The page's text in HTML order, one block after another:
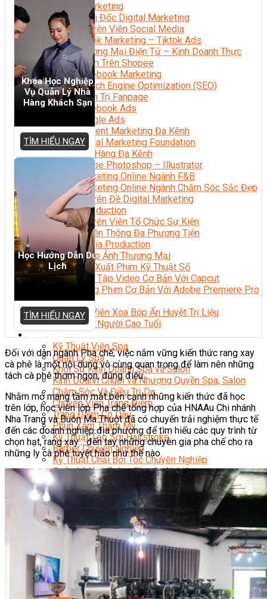
Digital Marketing
Giám Đốc Digital Marketing
Chuyên Viên Social Media
Tiktok Marketing – Tiktok Ads
Thương Mại Điện Tử – Kinh Doanh Thực
Chiến Trên Shopee
Facebook Marketing
Search Engine Optimization (SEO)
Quản Trị Fanpage
Facebook Ads
Google Ads
Content Marketing Đa Kênh
Digital Marketing Foundation
Bán Hàng Đa Kênh
Adobe Photoshop – Illustrator
Marketing Online Ngành F&B
Marketing Online Ngành Chăm Sóc Sắc Đẹp
Chuyên Đề Digital Marketing
Media Production
Chuyên Viên Tổ Chức Sự Kiện
Truyền Thông Đa Phương Tiện
Media Production
Nhiếp Ảnh Thương Mại
Sản Xuất Phim Kỹ Thuật Số
Biên Tập Video Cơ Bản Với Capcut
Dựng Phim Cơ Bản Với Adobe Premiere Pro
Sức Khỏe
Kỹ Thuật Viên Xoa Bóp Ấn Huyệt Trị Liệu
Chăm Sóc Người Cao Tuổi
Sắc Đẹp
Kỹ Thuật Viên Spa
Quản Lý Spa
Khởi Sự Kinh Doanh Spa và Salon
Kinh Doanh Chuỗi và Nhượng Quyền Spa, Salon
Chăm Sóc Và Điều Trị Da
Chuyên Viên Trang Điểm
Trang Điểm Cô Dâu
Phun Xăm Thẩm Mỹ
Kỹ Thuật Tạo Sợi Hairstroke
Barber Chuyên Nghiệp
Kỹ Thuật Chải Bới Tóc Chuyên Nghiệp
Quản Lý Hair Salon Chuyên Nghiệp
Nối Mi Chuyên Nghiệp
Quản Lý Nail Salon Chuyên Nghiệp
Kỹ Thuật Nhuộm – Uốn – Duỗi
Nail Salon Định Cư
Kinh Doanh Nail Box
Train The Trainer – Chuyên Ngành Nail
Chăm Sóc Mẹ Và Bé
Gội Đầu Dưỡng Sinh Và Massage Thư Giãn
Marketing Online Ngành Chăm Sóc Sắc Đẹp
Chuyên Đề Chăm Sóc Sắc Đẹp
Âm Nhạc
Khóa Học Nghiệp
Vụ Quản Lý Nhà
Hàng Khách Sạn
TÌM HIỂU NGAY
Học Hướng Dẫn Du
Lịch
TÌM HIỂU NGAY
Đối với dân ngành Pha chế, việc nắm vững kiến thức rang xay
cà phê là một nội dung vô cùng quan trọng để làm nên những
tách cà phê thơm ngon, đúng điệu.
Nhằm mở mang tầm mắt bên cạnh những kiến thức đã học
trên lớp, học viên lớp Pha chế tổng hợp của HNAAu Chi nhánh
Nha Trang và Buôn Ma Thuột đã có chuyến trải nghiệm thực tế
đến các doanh nghiệp địa phương để tìm hiểu các quy trình từ
chọn hạt, rang xay… đến tay những chuyên gia pha chế cho ra
những ly cà phê tuyệt hảo như thế nào.